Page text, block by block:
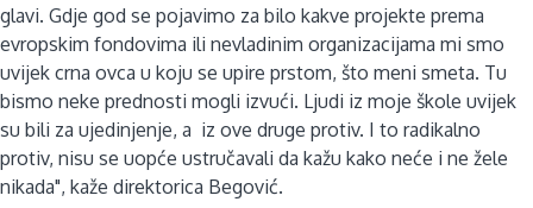
glavi. Gdje god se pojavimo za bilo kakve projekte prema
evropskim fondovima ili nevladinim organizacijama mi smo
uvijek crna ovca u koju se upire prstom, što meni smeta. Tu
bismo neke prednosti mogli izvući. Ljudi iz moje škole uvijek
su bili za ujedinjenje, a iz ove druge protiv. I to radikalno
protiv, nisu se uopće ustručavali da kažu kako neće i ne žele
nikada", kaže direktorica Begović.